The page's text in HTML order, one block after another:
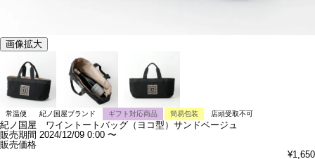
画像拡大
常温便 紀ノ国屋ブランド ギフト対応商品 簡易包装 店頭受取不可
紀ノ国屋 ワイントートバッグ（ヨコ型）サンドベージュ
販売期間 2024/12/09 0:00 〜
販売価格
¥1,650